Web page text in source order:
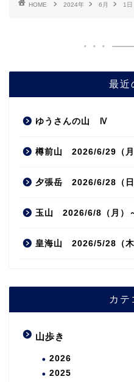
HOME 2024年 6月 1日
最近
ゆうさんの山 Ⅳ
樽前山 2026/6/29（月
夕張岳 2026/6/28（日
玉山 2026/6/8（月）
皇海山 2026/5/28（木
カテ
山歩き
2026
2025